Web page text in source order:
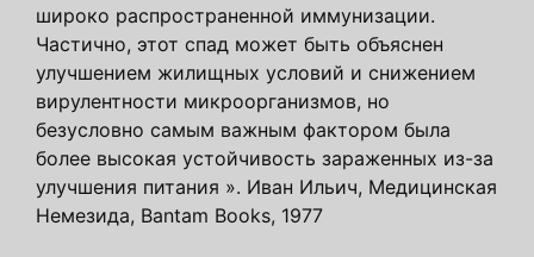
широко распространенной иммунизации.
Частично, этот спад может быть объяснен
улучшением жилищных условий и снижением
вирулентности микроорганизмов, но
безусловно самым важным фактором была
более высокая устойчивость зараженных из-за
улучшения питания ». Иван Ильич, Медицинская
Немезида, Bantam Books, 1977